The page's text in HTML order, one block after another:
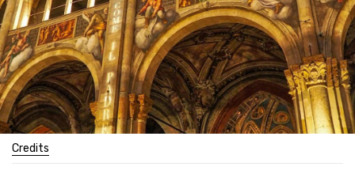
Credits